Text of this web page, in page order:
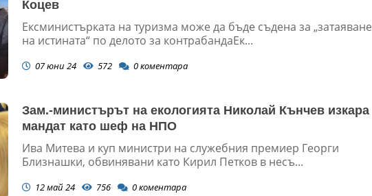
Коцев
Ексминистърката на туризма може да бъде съдена за „затаяване
на истината“ по делото за контрабандаЕк...
07 юни 24 572 0коментара
Зам.-министърът на екологията Николай Кънчев изкара
мандат като шеф на НПО
Ива Митева и куп министри на служебния премиер Георги
Близнашки, обвинявани като Кирил Петков в несъ...
12 май 24 756 0коментара